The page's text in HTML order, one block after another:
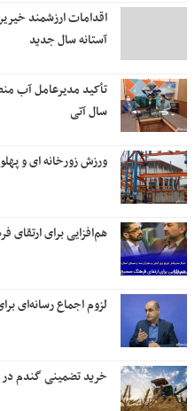
اقدامات ارزشمند
آستانه سال جدید
تأکید مدیرعامل آب
سال آتی
ورزش زورخانه ای و
هم‌افزایی برای
لزوم اجماع رسانه‌ای
خرید تضمینی گندم در